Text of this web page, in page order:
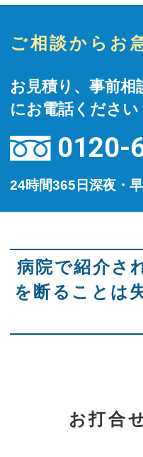
ご相談からお
お見積り、事前相
にお電話ください
0120-
24時間365日深夜・
病院で紹介さ
を断ることは
お打合